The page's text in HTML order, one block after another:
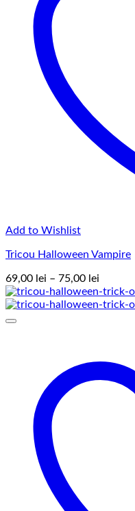
Add to Wishlist
Tricou Halloween Vampire
69,00 lei – 75,00 lei
de
prețuri: